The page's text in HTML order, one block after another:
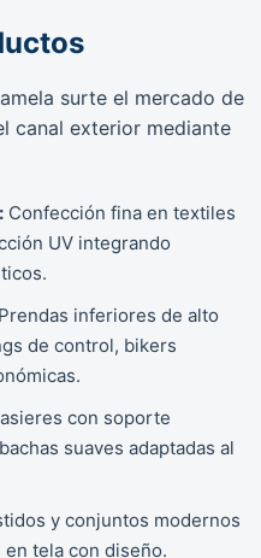
surte el mercado de
canal exterior mediante
Confección fina en textiles
UV integrando
Prendas inferiores de alto
de control, bikers
con soporte
suaves adaptadas al
y conjuntos modernos
tela con diseño.